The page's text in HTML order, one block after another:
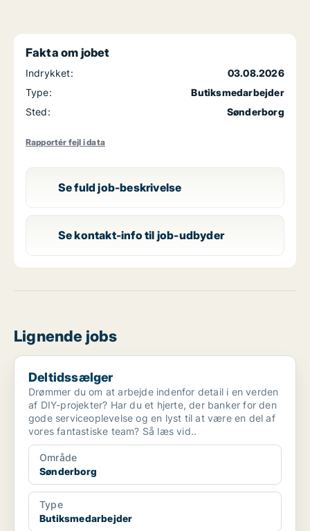
Fakta om jobet
Indrykket:
03.08.2026
Type:
Butiksmedarbejder
Sted:
Sønderborg
Rapportér fejl i data
Se fuld job-beskrivelse
Se kontakt-info til job-udbyder
Lignende jobs
Deltidssælger
Deltidssælger
Drømmer du om at arbejde indenfor detail i en verden
af DIY-projekter? Har du et hjerte, der banker for den
gode serviceoplevelse og en lyst til at være en del af
vores fantastiske team? Så læs vid..
Område
Sønderborg
Type
Butiksmedarbejder